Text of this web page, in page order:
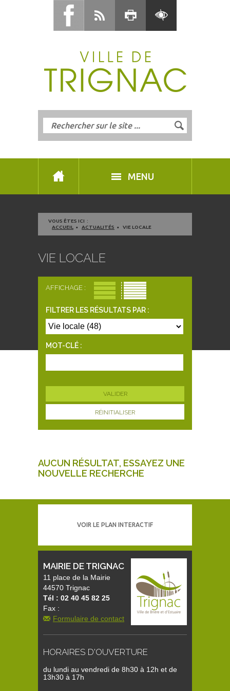
MENU
VOUS ÊTES ICI :
ACCUEIL
ACTUALITÉS VIE LOCALE
VIE LOCALE
AFFICHAGE :
FILTRER LES RÉSULTATS PAR :
MOT-CLÉ :
RÉINITIALISER
AUCUN RÉSULTAT, ESSAYEZ UNE
NOUVELLE RECHERCHE
VOIR LE PLAN INTERACTIF
MAIRIE DE TRIGNAC
11 place de la Mairie
44570 Trignac
Tél : 02 40 45 82 25
Fax :
Formulaire de contact
HORAIRES D'OUVERTURE
du lundi au vendredi de 8h30 à 12h et de
13h30 à 17h